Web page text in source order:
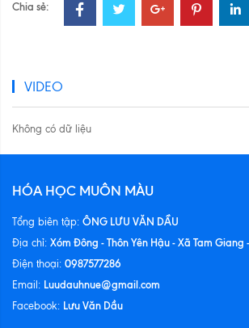
Chia sẻ:
VIDEO
Không có dữ liệu
HÓA HỌC MUÔN MÀU
Tổng biên tập: ÔNG LƯU VĂN DẦU
Địa chỉ: Xóm Đông - Thôn Yên Hậu - Xã Tam Giang
Điện thoại: 0987577286
Email: Luudauhnue@gmail.com
Facebook: Lưu Văn Dầu